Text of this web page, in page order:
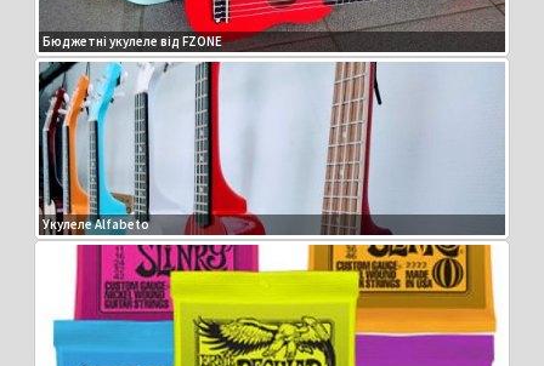
Бюджетні укулеле від FZONE
Укулеле Alfabeto